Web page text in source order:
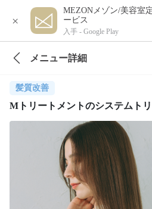
×
MEZONメゾン/美容室
ービス
入手 - Google Play
メニュー詳細
髪質改善
Mトリートメントのシステムト